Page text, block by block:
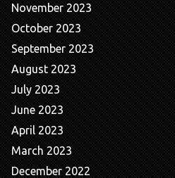
November 2023
October 2023
September 2023
August 2023
July 2023
June 2023
April 2023
March 2023
December 2022